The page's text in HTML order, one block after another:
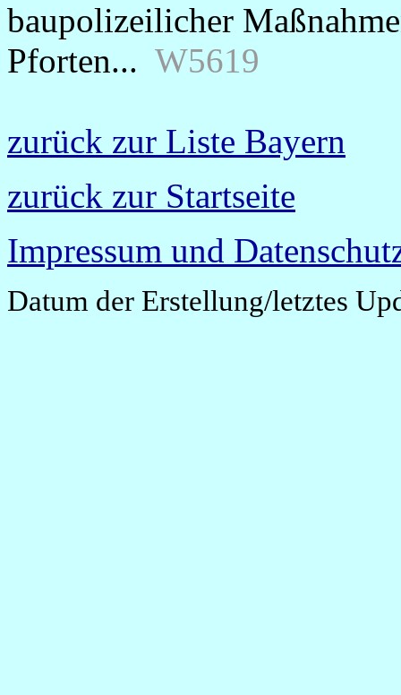
baupolizeilicher
Pforten... W5619
zurück zur Liste Bayern
zurück zur Startseite
Impressum und
Datum der Erstellung/letztes